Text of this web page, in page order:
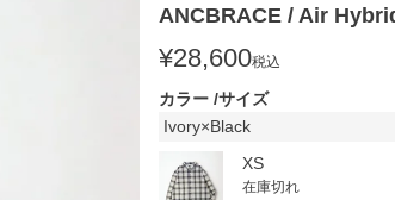
ANCBRACE / Air
¥28,600税込
カラー サイズ
Ivory×Black
XS
在庫切れ